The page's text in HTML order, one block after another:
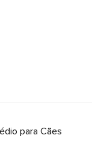
para Cães